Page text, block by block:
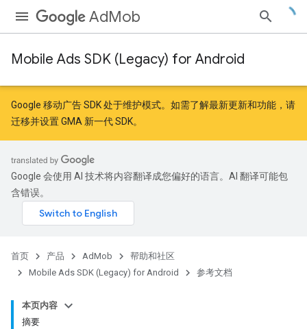
AdMob
Mobile Ads SDK (Legacy) for Android
Google 移动广告 SDK 处于维护模式。如需了解最新更新和功能，请
迁移并设置 GMA 新一代 SDK。
Google 会使用 AI 技术将内容翻译成您偏好的语言。AI 翻译可能包
含错误。
首页 产品 AdMob
帮助和社区
Mobile Ads SDK (Legacy) for Android
参考文档
本页内容
摘要